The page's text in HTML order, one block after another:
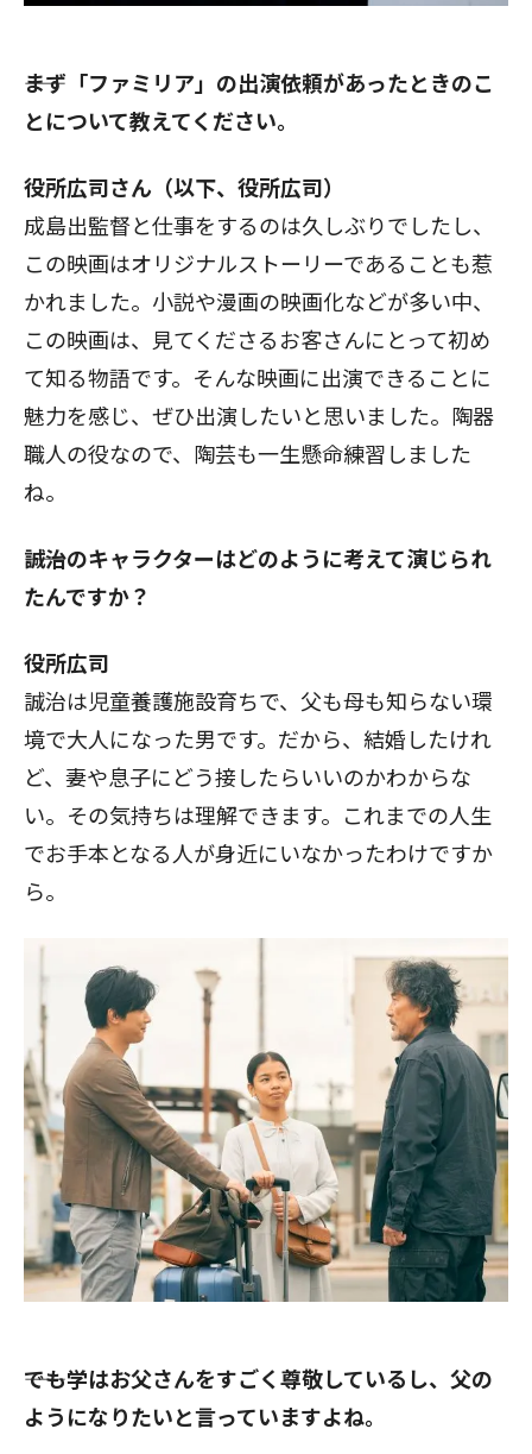
――まず「ファミリア」の出演依頼があったときのこ
とについて教えてください。
役所広司さん（以下、役所広司）
成島出監督と仕事をするのは久しぶりでしたし、
この映画はオリジナルストーリーであることも惹
かれました。小説や漫画の映画化などが多い中、
この映画は、見てくださるお客さんにとって初め
て知る物語です。そんな映画に出演できることに
魅力を感じ、ぜひ出演したいと思いました。陶器
職人の役なので、陶芸も一生懸命練習しました
ね。
――誠治のキャラクターはどのように考えて演じられ
たんですか？
役所広司
誠治は児童養護施設育ちで、父も母も知らない環
境で大人になった男です。だから、結婚したけれ
ど、妻や息子にどう接したらいいのかわからな
い。その気持ちは理解できます。これまでの人生
でお手本となる人が身近にいなかったわけですか
ら。
――でも学はお父さんをすごく尊敬しているし、父の
ようになりたいと言っていますよね。